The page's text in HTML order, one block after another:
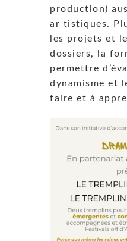
production)
ar tistiques.
les projets et
dossiers, la
permettre
dynamisme et
faire et à